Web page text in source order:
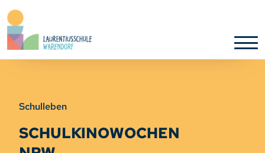
Schulleben
SCHULKINOWOCHEN